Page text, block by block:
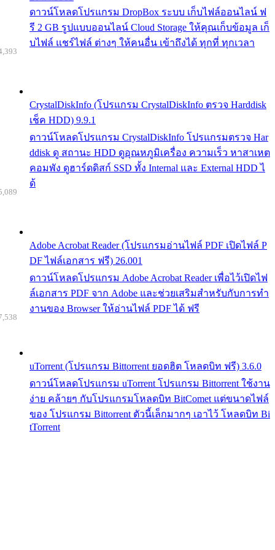
ดาวน์โหลดโปรแกรม DropBox ระบบ เก็บไฟล์ออนไลน์ ฟ
รี 2 GB รูปแบบออนไลน์ Cloud Storage ให้คุณเก็บข้อมูล เก็
บไฟล์ แชร์ไฟล์ ต่างๆ ให้คนอื่น เข้าถึงได้ ทุกที่ ทุกเวลา
CrystalDiskInfo (โปรแกรม CrystalDiskInfo ตรวจ Harddisk
เช็ค HDD) 9.9.1
ดาวน์โหลดโปรแกรม CrystalDiskInfo โปรแกรมตรวจ Har
ddisk ดู สถานะ HDD ดูอุณหภูมิเครื่อง ความเร็ว หาสาเหต
คอมพัง ดูฮาร์ดดิสก์ SSD ทั้ง Internal และ External HDD ไ
ด้
Adobe Acrobat Reader (โปรแกรมอ่านไฟล์ PDF เปิดไฟล์ P
DF ไฟล์เอกสาร ฟรี) 26.001
ดาวน์โหลดโปรแกรม Adobe Acrobat Reader เพื่อไว้เปิดไฟ
ล์เอกสาร PDF จาก Adobe และช่วยเสริมสำหรับกับการทำ
งานของ Browser ให้อ่านไฟล์ PDF ได้ ฟรี
uTorrent (โปรแกรม Bittorrent ยอดฮิต โหลดบิท ฟรี) 3.6.0
ดาวน์โหลดโปรแกรม uTorrent โปรแกรม Bittorrent ใช้งาน
ง่าย คล้ายๆ กับโปรแกรมโหลดบิท BitComet แต่ขนาดไฟล์
ของ โปรแกรม Bittorrent ตัวนี้เล็กมากๆ เอาไว้ โหลดบิท Bi
tTorrent